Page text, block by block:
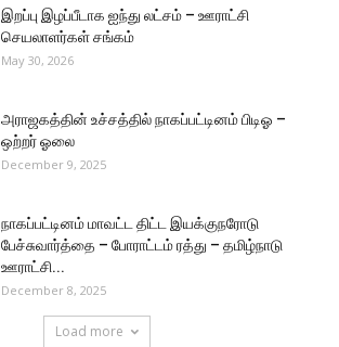
இறப்பு இழப்பீடாக ஐந்து லட்சம் – ஊராட்சி
செயலாளர்கள் சங்கம்
May 30, 2026
அராஜகத்தின் உச்சத்தில் நாகப்பட்டினம் பிடிஓ –
ஒற்றர் ஓலை
December 9, 2025
நாகப்பட்டினம் மாவட்ட திட்ட இயக்குநரோடு
பேச்சுவார்த்தை – போராட்டம் ரத்து – தமிழ்நாடு
ஊராட்சி...
December 8, 2025
Load more